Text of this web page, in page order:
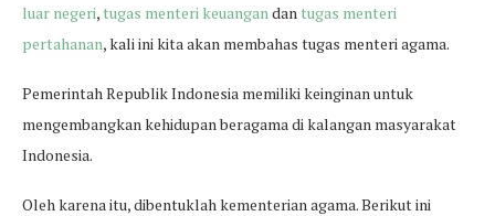
luar negeri,tugas menteri keuangandantugas menteri
pertahanan, kali ini kita akan membahas tugas menteri agama.
Pemerintah Republik Indonesia memiliki keinginan untuk
mengembangkan kehidupan beragama di kalangan masyarakat
Indonesia.
Oleh karena itu, dibentuklah kementerian agama. Berikut ini